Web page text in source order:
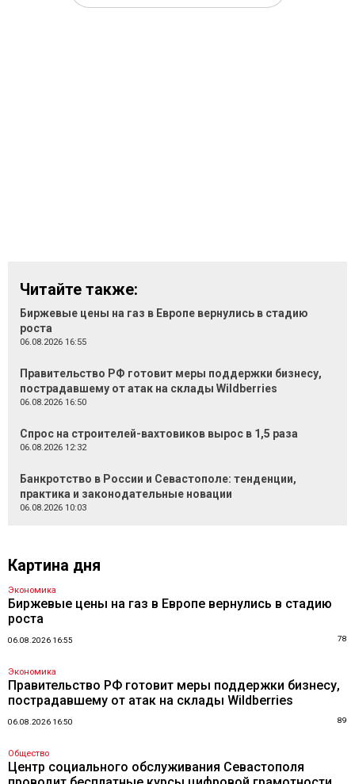
Читайте также:
Биржевые цены на газ в Европе вернулись в стадию
роста
06.08.2026 16:55
Правительство РФ готовит меры поддержки бизнесу,
пострадавшему от атак на склады Wildberries
06.08.2026 16:50
Спрос на строителей-вахтовиков вырос в 1,5 раза
06.08.2026 12:32
Банкротство в России и Севастополе: тенденции,
практика и законодательные новации
06.08.2026 10:03
Картина дня
Экономика
Биржевые цены на газ в Европе вернулись в стадию
роста
06.08.2026 16:55 78
Экономика
Правительство РФ готовит меры поддержки бизнесу,
пострадавшему от атак на склады Wildberries
06.08.2026 16:50 89
Общество
Центр социального обслуживания Севастополя